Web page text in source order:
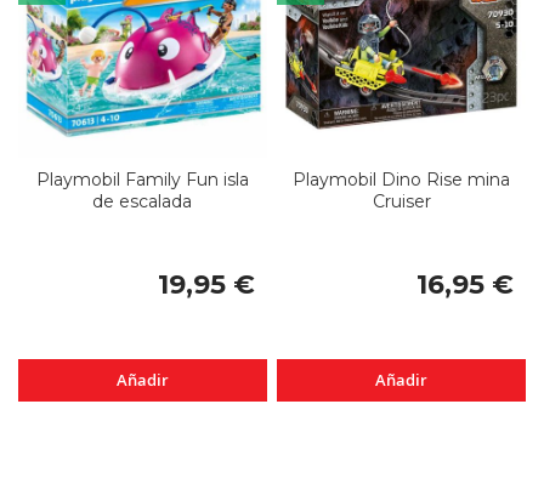
Playmobil Family Fun isla
de escalada
19,95 €
Añadir
Playmobil Dino Rise mina
Cruiser
16,95 €
Añadir